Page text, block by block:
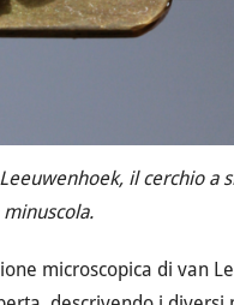
il cerchio a
microscopica di van